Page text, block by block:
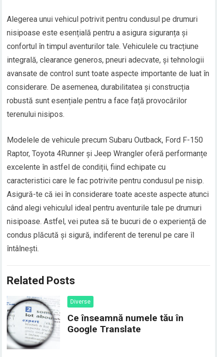
Alegerea unui vehicul potrivit pentru condusul pe drumuri
nisipoase este esențială pentru a asigura siguranța și
confortul în timpul aventurilor tale. Vehiculele cu tracțiune
integrală, clearance generos, pneuri adecvate, și tehnologii
avansate de control sunt toate aspecte importante de luat în
considerare. De asemenea, durabilitatea și construcția
robustă sunt esențiale pentru a face față provocărilor
terenului nisipos.
Modelele de vehicule precum Subaru Outback, Ford F-150
Raptor, Toyota 4Runner și Jeep Wrangler oferă performanțe
excelente în astfel de condiții, fiind echipate cu
caracteristici care le fac potrivite pentru condusul pe nisip.
Asigură-te că iei în considerare toate aceste aspecte atunci
când alegi vehiculul ideal pentru aventurile tale pe drumuri
nisipoase. Astfel, vei putea să te bucuri de o experiență de
condus plăcută și sigură, indiferent de terenul pe care îl
întâlnești.
Related Posts
Diverse
Ce înseamnă numele tău în
Google Translate